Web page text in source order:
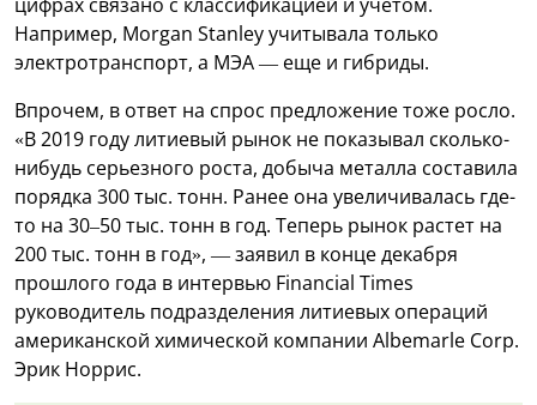
Например, Morgan Stanley учитывала только
электротранспорт, а МЭА — еще и гибриды.
Впрочем, в ответ на спрос предложение тоже росло.
«В 2019 году литиевый рынок не показывал сколько-
нибудь серьезного роста, добыча металла составила
порядка 300 тыс. тонн. Ранее она увеличивалась где-
то на 30–50 тыс. тонн в год. Теперь рынок растет на
200 тыс. тонн в год», — заявил в конце декабря
прошлого года в интервью Financial Times
руководитель подразделения литиевых операций
американской химической компании Albemarle Corp.
Эрик Норрис.